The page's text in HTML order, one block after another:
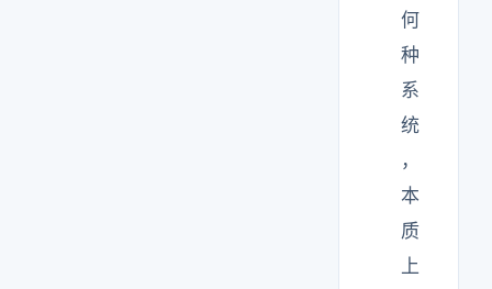
何
种
系
统
，
本
质
上